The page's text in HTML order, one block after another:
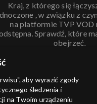
Kraj, z którego się
, w związku z
na platformie TVP VOD
Sprawdź, które
obejrzeć.
ANULUJ
aby wyrazić zgody
śledzenia i
na Twoim urządzeniu